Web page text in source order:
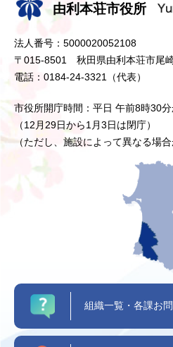
由利本荘市役所
法人番号：5000020052108
〒015-8501 秋田県由利本荘市尾
電話：0184-24-3321（代表）
市役所開庁時間：平日 午前8時30
（12月29日から1月3日は閉庁）
（ただし、施設によって異なる場合
組織一覧・各課お